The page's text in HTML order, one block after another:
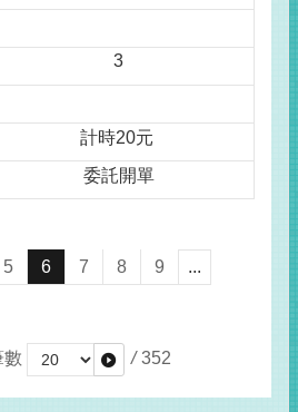
3
計時20元
委託開單
5 6 7 8 9
...
數 / 352